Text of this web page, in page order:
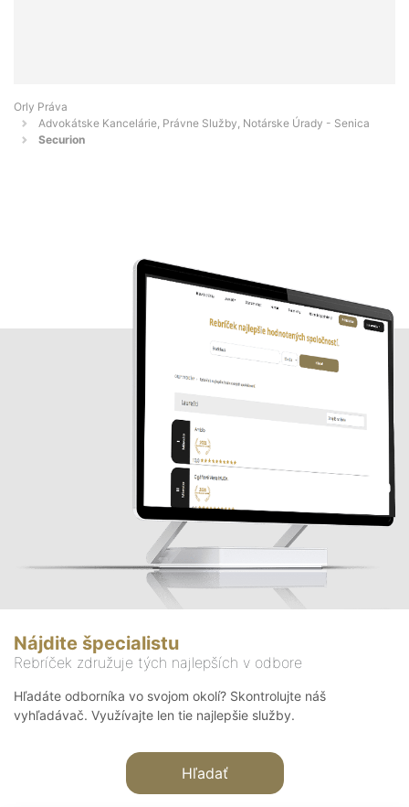
Orly Práva
Advokátske Kancelárie, Právne Služby, Notárske Úrady - Senica
Securion
Nájdite špecialistu
Rebríček združuje tých najlepších v odbore
Hľadáte odborníka vo svojom okolí? Skontrolujte náš
vyhľadávač. Využívajte len tie najlepšie služby.
Hľadať